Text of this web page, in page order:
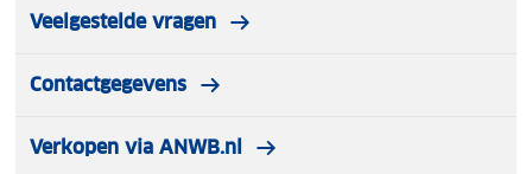
Veelgestelde vragen
Contactgegevens
Verkopen via ANWB.nl